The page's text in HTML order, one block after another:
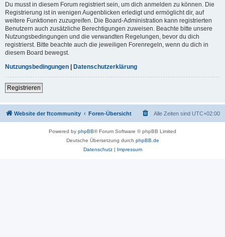
Du musst in diesem Forum registriert sein, um dich anmelden zu können. Die
Registrierung ist in wenigen Augenblicken erledigt und ermöglicht dir, auf
weitere Funktionen zuzugreifen. Die Board-Administration kann registrierten
Benutzern auch zusätzliche Berechtigungen zuweisen. Beachte bitte unsere
Nutzungsbedingungen und die verwandten Regelungen, bevor du dich
registrierst. Bitte beachte auch die jeweiligen Forenregeln, wenn du dich in
diesem Board bewegst.
Nutzungsbedingungen | Datenschutzerklärung
Registrieren
Website der ftcommunity Foren-Übersicht Alle Zeiten sind UTC+02:00
Powered by phpBB® Forum Software © phpBB Limited
Deutsche Übersetzung durch phpBB.de
Datenschutz| Impressum